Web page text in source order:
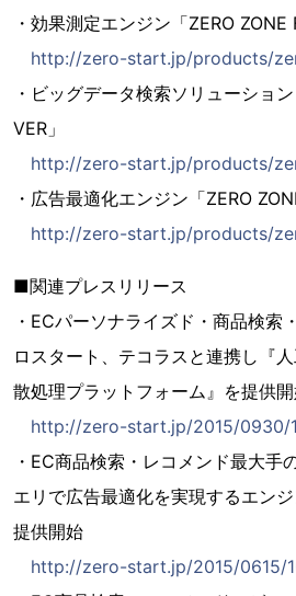
・効果測定エンジン「ZERO ZONE
http://zero-start.jp/products/
・ビッグデータ検索ソリューショ
VER」
http://zero-start.jp/products/
・広告最適化エンジン「ZERO
http://zero-start.jp/products/
■関連プレスリリース
・ECパーソナライズド・商品検索
ロスタート、テコラスと連携し『
散処理プラットフォーム』を提供
http://zero-start.jp/2015/0930/
・EC商品検索・レコメンド最大手
エリで広告最適化を実現するエンジ
提供開始
http://zero-start.jp/2015/0615/